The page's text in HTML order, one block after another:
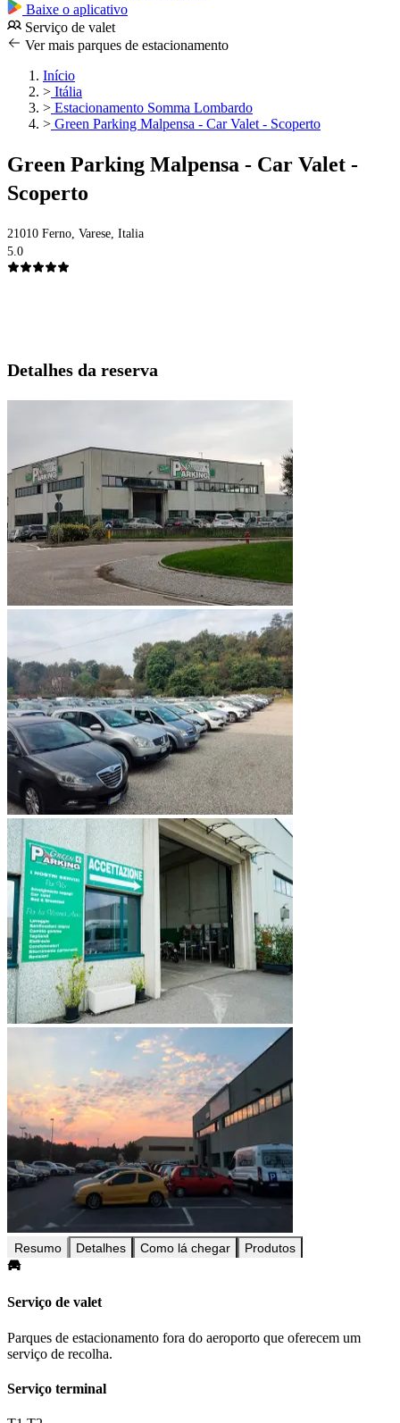
Baixe o aplicativo
Serviço de valet
Ver mais parques de estacionamento
Início
> Itália
> Estacionamento Somma Lombardo
> Green Parking Malpensa - Car Valet - Scoperto
Green Parking Malpensa - Car Valet -
Scoperto
21010 Ferno, Varese, Italia
5.0
Detalhes da reserva
Resumo Detalhes Como lá chegar Produtos
Serviço de valet
Parques de estacionamento fora do aeroporto que oferecem um
serviço de recolha.
Serviço terminal